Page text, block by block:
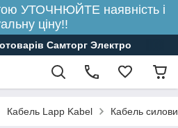
УТОЧНЮЙТЕ наявність і
ціну!!
Самторг Электро
Кабель Lapp Kabel Кабель